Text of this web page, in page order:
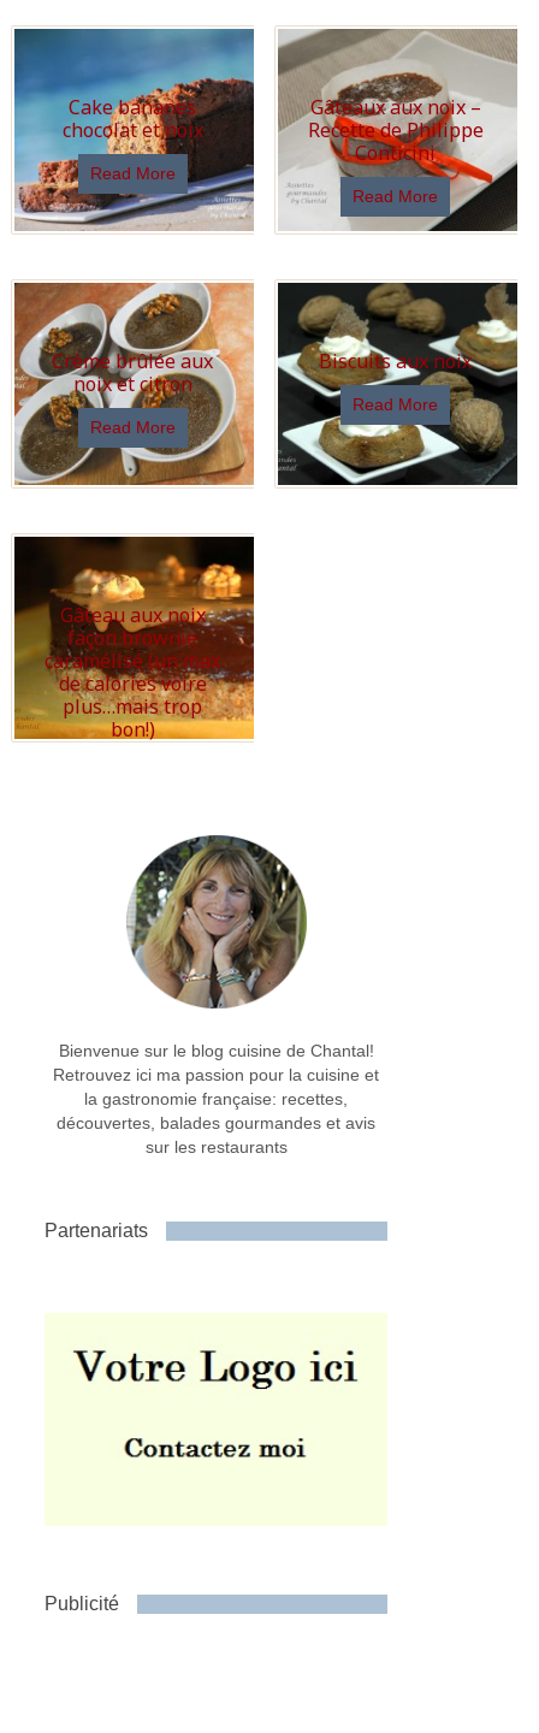
Cake bananes
chocolat et noix
Read More
Gâteaux aux noix –
Recette de Philippe
Conticini
Read More
Crème brûlée aux
noix et citron
Read More
Biscuits aux noix
Read More
Gâteau aux noix
façon brownie
caramélisé (un max
de calories voire
plus…mais trop
bon!)
Bienvenue sur le blog cuisine de Chantal!
Retrouvez ici ma passion pour la cuisine et
la gastronomie française: recettes,
découvertes, balades gourmandes et avis
sur les restaurants
Partenariats
Publicité